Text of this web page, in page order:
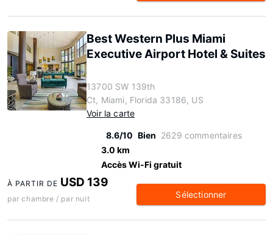
Best Western Plus Miami
Executive Airport Hotel & Suites
13700 SW 139th
Ct, Miami, Florida 33186, US
Voir la carte
8.6/10 Bien 2629 commentaires
3.0 km
Accès Wi-Fi gratuit
À PARTIR DE USD 139
par chambre / par nuit Sélectionner